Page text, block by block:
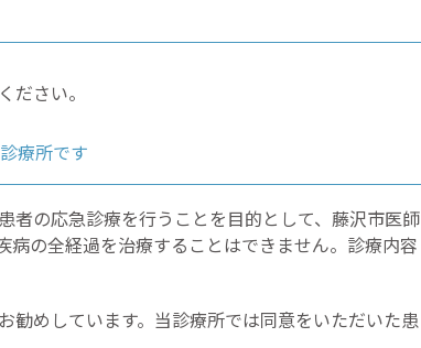
ださい。
療所です
者の応急診療を行うことを目的として、藤沢市医師
病の全経過を治療することはできません。診療内容
勧めしています。当診療所では同意をいただいた患